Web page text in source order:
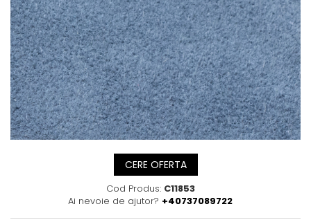
Posete
Rucsac
Plic
Saculet
Borsete
Mov
Visiniu
Maro
Albastru
CERE OFERTA
Cod Produs: C11853
Ai nevoie de ajutor? +40737089722